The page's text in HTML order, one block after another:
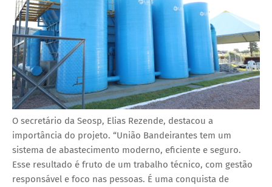
O secretário da Seosp, Elias Rezende, destacou a
importância do projeto. “União Bandeirantes tem um
sistema de abastecimento moderno, eficiente e seguro.
Esse resultado é fruto de um trabalho técnico, com gestão
responsável e foco nas pessoas. É uma conquista de